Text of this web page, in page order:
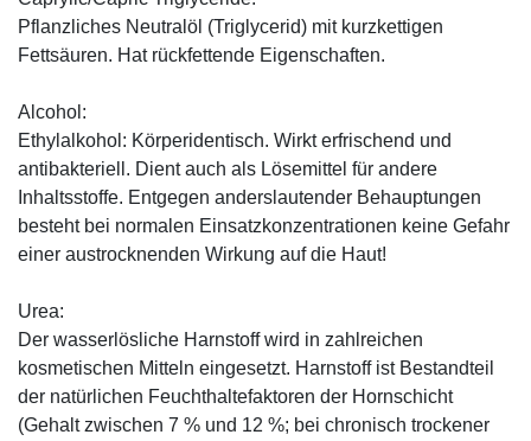
Pflanzliches Neutralöl (Triglycerid) mit kurzkettigen
Fettsäuren. Hat rückfettende Eigenschaften.
Alcohol:
Ethylalkohol: Körperidentisch. Wirkt erfrischend und
antibakteriell. Dient auch als Lösemittel für andere
Inhaltsstoffe. Entgegen anderslautender Behauptungen
besteht bei normalen Einsatzkonzentrationen keine Gefahr
einer austrocknenden Wirkung auf die Haut!
Urea:
Der wasserlösliche Harnstoff wird in zahlreichen
kosmetischen Mitteln eingesetzt. Harnstoff ist Bestandteil
der natürlichen Feuchthaltefaktoren der Hornschicht
(Gehalt zwischen 7 % und 12 %; bei chronisch trockener